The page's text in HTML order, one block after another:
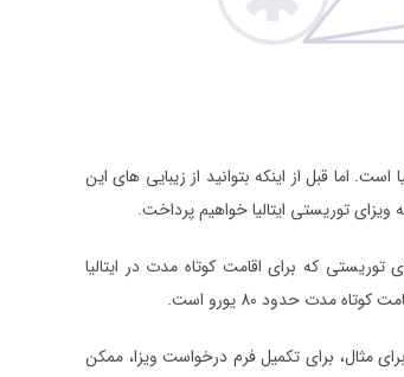
اما قبل از اینکه بتوانید از زیبایی های این
ویزای توریستی ایتالیا خواهیم پرداخت.
که برای اقامت کوتاه مدت در ایتالیا
مدت حدود 80 یورو است.
مثال، برای تکمیل فرم درخواست ویزا، ممکن